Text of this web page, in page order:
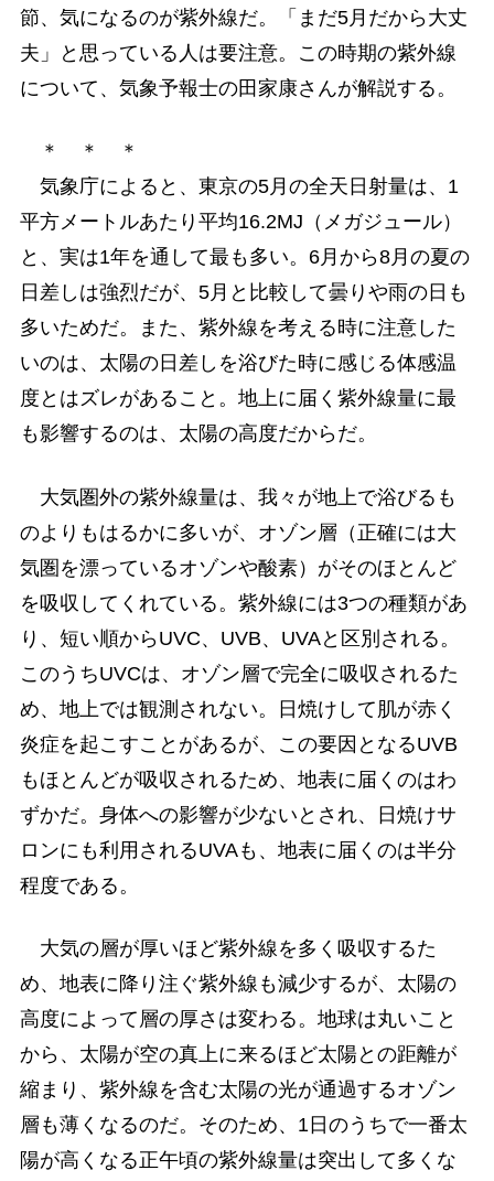
節、気になるのが紫外線だ。「まだ5月だから大丈
夫」と思っている人は要注意。この時期の紫外線
について、気象予報士の田家康さんが解説する。
＊ ＊ ＊
気象庁によると、東京の5月の全天日射量は、1
平方メートルあたり平均16.2MJ（メガジュール）
と、実は1年を通して最も多い。6月から8月の夏の
日差しは強烈だが、5月と比較して曇りや雨の日も
多いためだ。また、紫外線を考える時に注意した
いのは、太陽の日差しを浴びた時に感じる体感温
度とはズレがあること。地上に届く紫外線量に最
も影響するのは、太陽の高度だからだ。
大気圏外の紫外線量は、我々が地上で浴びるも
のよりもはるかに多いが、オゾン層（正確には大
気圏を漂っているオゾンや酸素）がそのほとんど
を吸収してくれている。紫外線には3つの種類があ
り、短い順からUVC、UVB、UVAと区別される。
このうちUVCは、オゾン層で完全に吸収されるた
め、地上では観測されない。日焼けして肌が赤く
炎症を起こすことがあるが、この要因となるUVB
もほとんどが吸収されるため、地表に届くのはわ
ずかだ。身体への影響が少ないとされ、日焼けサ
ロンにも利用されるUVAも、地表に届くのは半分
程度である。
大気の層が厚いほど紫外線を多く吸収するた
め、地表に降り注ぐ紫外線も減少するが、太陽の
高度によって層の厚さは変わる。地球は丸いこと
から、太陽が空の真上に来るほど太陽との距離が
縮まり、紫外線を含む太陽の光が通過するオゾン
層も薄くなるのだ。そのため、1日のうちで一番太
陽が高くなる正午頃の紫外線量は突出して多くな